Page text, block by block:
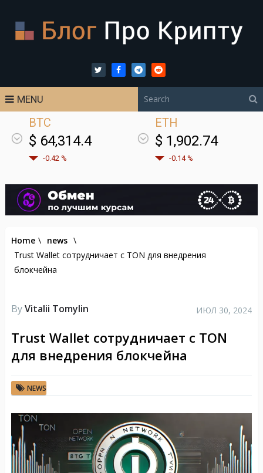
MENU
BTC
$ 64,314.4
-0.42 %
ETH
$ 1,902.74
-0.14 %
Home \ news \
Trust Wallet сотрудничает с TON для внедрения
блокчейна
ByVitalii Tomylin ИЮЛ 30, 2024
Trust Wallet сотрудничает с TON
для внедрения блокчейна
NEWS